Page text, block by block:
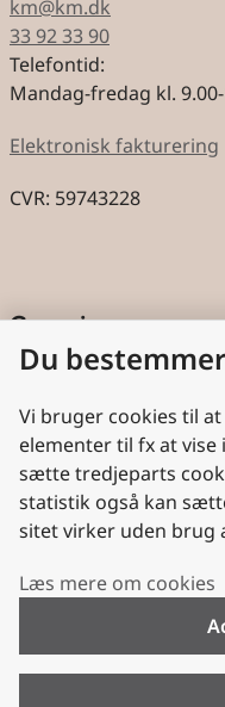
km@km.dk
33 92 33 90
Telefontid:
Mandag-fredag kl.
Elektronisk fakturering
CVR: 59743228
Genveje
Cookies
Aktindsigt
Nyttige links
Plan- og
Folkekirken.dk
Du
Vi bruger cookies til
elementer til fx at
sætte tredjeparts
statistik også kan
sitet virker uden brug
Læs mere om cookies